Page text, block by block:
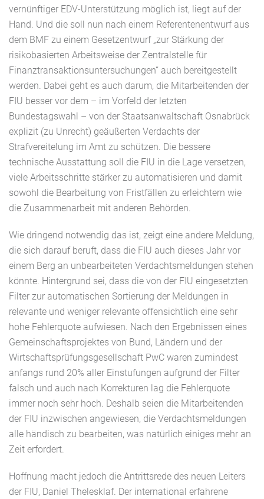
vernünftiger EDV-Unterstützung möglich ist, liegt auf der
Hand. Und die soll nun nach einem Referentenentwurf aus
dem BMF zu einem Gesetzentwurf „zur Stärkung der
risikobasierten Arbeitsweise der Zentralstelle für
Finanztransaktionsuntersuchungen“ auch bereitgestellt
werden. Dabei geht es auch darum, die Mitarbeitenden der
FIU besser vor dem – im Vorfeld der letzten
Bundestagswahl – von der Staatsanwaltschaft Osnabrück
explizit (zu Unrecht) geäußerten Verdachts der
Strafvereitelung im Amt zu schützen. Die bessere
technische Ausstattung soll die FIU in die Lage versetzen,
viele Arbeitsschritte stärker zu automatisieren und damit
sowohl die Bearbeitung von Fristfällen zu erleichtern wie
die Zusammenarbeit mit anderen Behörden.
Wie dringend notwendig das ist, zeigt eine andere Meldung,
die sich darauf beruft, dass die FIU auch dieses Jahr vor
einem Berg an unbearbeiteten Verdachtsmeldungen stehen
könnte. Hintergrund sei, dass die von der FIU eingesetzten
Filter zur automatischen Sortierung der Meldungen in
relevante und weniger relevante offensichtlich eine sehr
hohe Fehlerquote aufwiesen. Nach den Ergebnissen eines
Gemeinschaftsprojektes von Bund, Ländern und der
Wirtschaftsprüfungsgesellschaft PwC waren zumindest
anfangs rund 20% aller Einstufungen aufgrund der Filter
falsch und auch nach Korrekturen lag die Fehlerquote
immer noch sehr hoch. Deshalb seien die Mitarbeitenden
der FIU inzwischen angewiesen, die Verdachtsmeldungen
alle händisch zu bearbeiten, was natürlich einiges mehr an
Zeit erfordert.
Hoffnung macht jedoch die Antrittsrede des neuen Leiters
der FIU, Daniel Thelesklaf. Der international erfahrene